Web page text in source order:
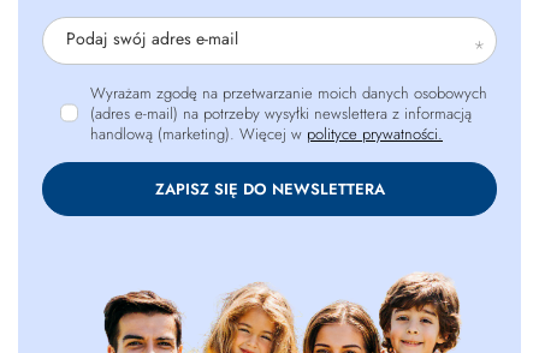
Podaj swój adres e-mail
Wyrażam zgodę na przetwarzanie moich danych osobowych
(adres e-mail) na potrzeby wysyłki newslettera z informacją
handlową (marketing). Więcej w polityce prywatności.
ZAPISZ SIĘ DO NEWSLETTERA